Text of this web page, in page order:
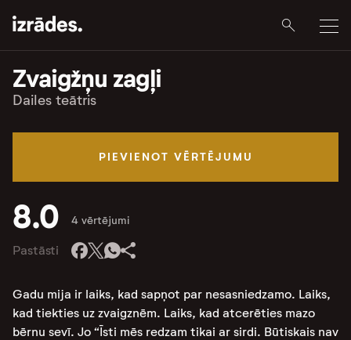
Zvaigžņu zagļi
Dailes teātris
PIEVIENOT VĒRTĒJUMU
8.0 4 vērtējumi
Pastāsti
Gadu mija ir laiks, kad sapņot par nesasniedzamo. Laiks,
kad tiekties uz zvaigznēm. Laiks, kad atcerēties mazo
bērnu sevī. Jo “Īsti mēs redzam tikai ar sirdi. Būtiskais nav